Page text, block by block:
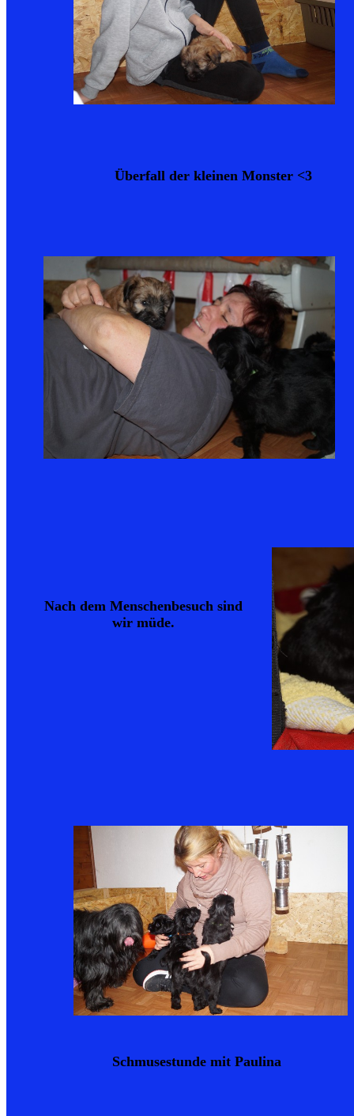
Überfall der kleinen Monster <3
Nach dem Menschenbesuch sind
wir müde.
Schmusestunde mit Paulina